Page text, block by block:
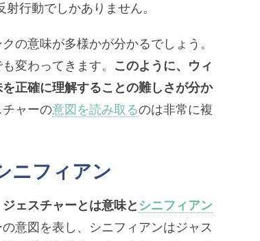
行動でしかありません。
の意味が多様かが分かるでしょう。
変わってきます。 このように、ウィ
正確に理解することの難しさが分か
ャーの意図を読み取るのは非常に複
ニフィアン
ジェスチャーとは意味と シニフィアン
意図を表し、シニフィアンはジャス